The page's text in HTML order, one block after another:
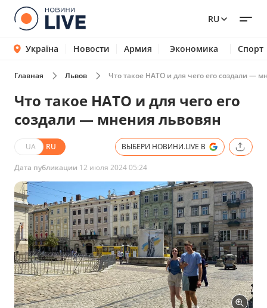
RU
Україна Новости Армия Экономика Спорт
Главная Львов Что такое НАТО и для чего его создали —
Что такое НАТО и для чего его
создали — мнения львовян
UA RU ВЫБЕРИ НОВИНИ.LIVE В
Дата публикации 12 июля 2024 05:24